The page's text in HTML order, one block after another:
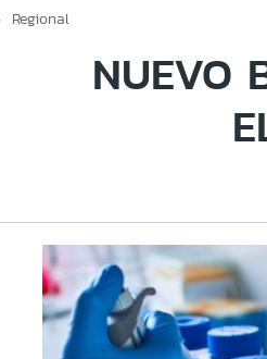
Regional
NUEVO